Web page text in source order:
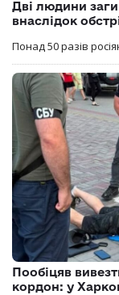
Дві людини
внаслідок
Понад 50 разів
Пообіцяв
кордон: у